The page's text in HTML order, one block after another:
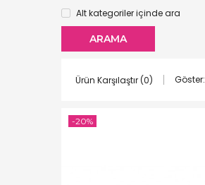
Alt kategoriler içinde ara
Ürün Karşılaştır (0) Göster:
-20%